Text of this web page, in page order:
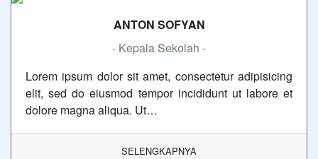
ANTON SOFYAN
- Kepala Sekolah -
Lorem ipsum dolor sit amet, consectetur adipisicing
elit, sed do eiusmod tempor incididunt ut labore et
dolore magna aliqua. Ut…
SELENGKAPNYA